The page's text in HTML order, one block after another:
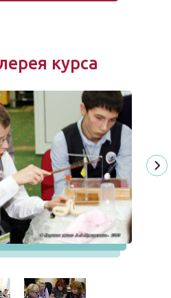
курса